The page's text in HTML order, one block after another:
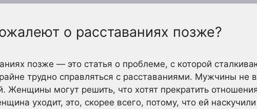
о расставаниях позже?
позже — это статья о проблеме, с которой
трудно справляться с расставаниями. Мужчины не
Женщины могут решить, что хотят прекратить
уходит, это, скорее всего, потому, что ей